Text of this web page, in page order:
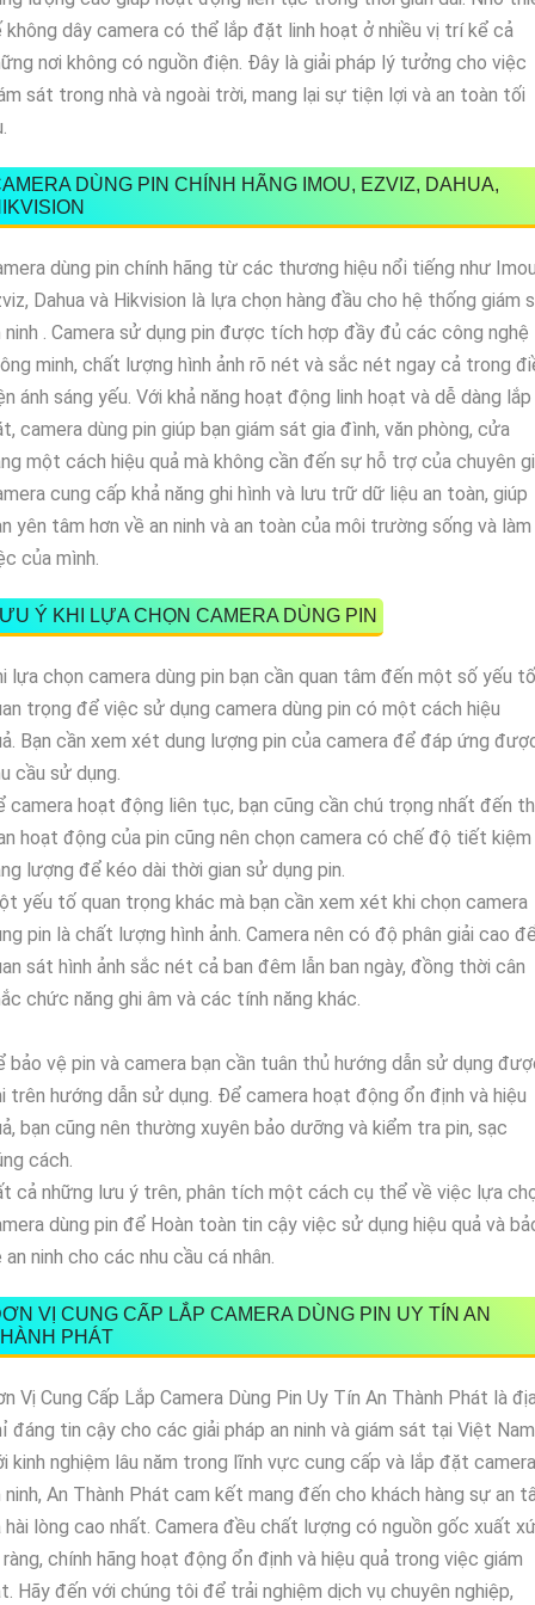
không dây camera có thể lắp đặt linh hoạt ở nhiều vị trí kể cả
nơi không có nguồn điện. Đây là giải pháp lý tưởng cho việc
sát trong nhà và ngoài trời, mang lại sự tiện lợi và an toàn tối
DÙNG PIN CHÍNH HÃNG IMOU, EZVIZ, DAHUA,
dùng pin chính hãng từ các thương hiệu nổi tiếng như
Dahua và Hikvision là lựa chọn hàng đầu cho hệ thống giám
ninh . Camera sử dụng pin được tích hợp đầy đủ các công nghệ
minh, chất lượng hình ảnh rõ nét và sắc nét ngay cả trong
ánh sáng yếu. Với khả năng hoạt động linh hoạt và dễ dàng lắp
camera dùng pin giúp bạn giám sát gia đình, văn phòng, cửa
một cách hiệu quả mà không cần đến sự hỗ trợ của chuyên
cung cấp khả năng ghi hình và lưu trữ dữ liệu an toàn, giúp
yên tâm hơn về an ninh và an toàn của môi trường sống và làm
của mình.
Ý KHI LỰA CHỌN CAMERA DÙNG PIN
lựa chọn camera dùng pin bạn cần quan tâm đến một số yếu tố
trọng để việc sử dụng camera dùng pin có một cách hiệu
Bạn cần xem xét dung lượng pin của camera để đáp ứng
cầu sử dụng.
camera hoạt động liên tục, bạn cũng cần chú trọng nhất đến
hoạt động của pin cũng nên chọn camera có chế độ tiết kiệm
lượng để kéo dài thời gian sử dụng pin.
yếu tố quan trọng khác mà bạn cần xem xét khi chọn camera
pin là chất lượng hình ảnh. Camera nên có độ phân giải cao
sát hình ảnh sắc nét cả ban đêm lẫn ban ngày, đồng thời cân
chức năng ghi âm và các tính năng khác.
bảo vệ pin và camera bạn cần tuân thủ hướng dẫn sử dụng
trên hướng dẫn sử dụng. Để camera hoạt động ổn định và hiệu
bạn cũng nên thường xuyên bảo dưỡng và kiểm tra pin, sạc
cách.
cả những lưu ý trên, phân tích một cách cụ thể về việc lựa
dùng pin để Hoàn toàn tin cậy việc sử dụng hiệu quả và
an ninh cho các nhu cầu cá nhân.
VỊ CUNG CẤP LẮP CAMERA DÙNG PIN UY TÍN AN
PHÁT
Vị Cung Cấp Lắp Camera Dùng Pin Uy Tín An Thành Phát là
đáng tin cậy cho các giải pháp an ninh và giám sát tại Việt
kinh nghiệm lâu năm trong lĩnh vực cung cấp và lắp đặt camera
ninh, An Thành Phát cam kết mang đến cho khách hàng sự an
hài lòng cao nhất. Camera đều chất lượng có nguồn gốc xuất
chính hãng hoạt động ổn định và hiệu quả trong việc giám
Hãy đến với chúng tôi để trải nghiệm dịch vụ chuyên nghiệp,